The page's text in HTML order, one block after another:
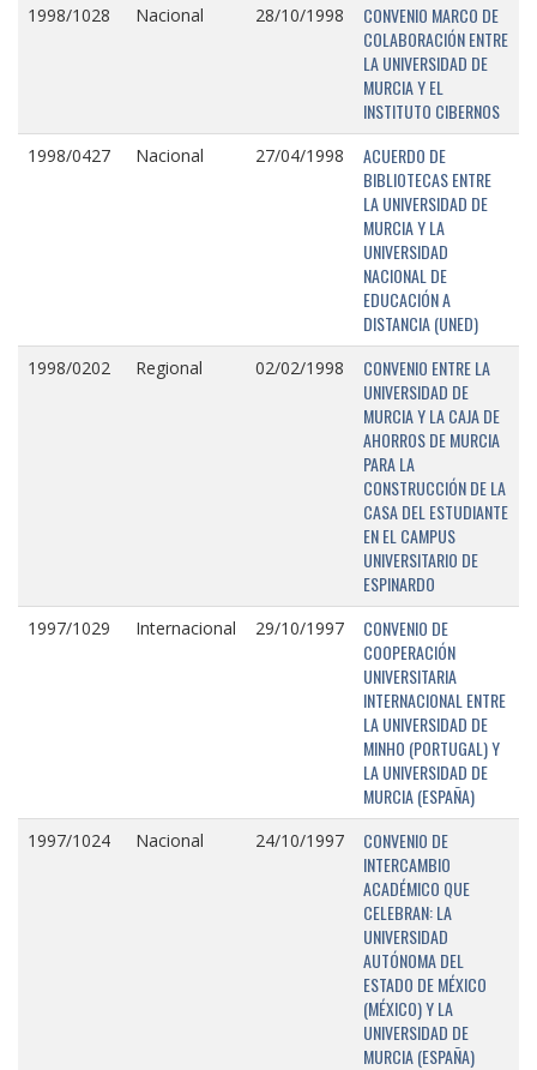
1998/1028 Nacional 28/10/1998
CONVENIO MARCO DE
COLABORACIÓN ENTRE
LA UNIVERSIDAD DE
MURCIA Y EL
INSTITUTO CIBERNOS
1998/0427 Nacional 27/04/1998
ACUERDO DE
BIBLIOTECAS ENTRE
LA UNIVERSIDAD DE
MURCIA Y LA
UNIVERSIDAD
NACIONAL DE
EDUCACIÓN A
DISTANCIA (UNED)
1998/0202 Regional 02/02/1998
CONVENIO ENTRE LA
UNIVERSIDAD DE
MURCIA Y LA CAJA DE
AHORROS DE MURCIA
PARA LA
CONSTRUCCIÓN DE LA
CASA DEL ESTUDIANTE
EN EL CAMPUS
UNIVERSITARIO DE
ESPINARDO
1997/1029 Internacional 29/10/1997
CONVENIO DE
COOPERACIÓN
UNIVERSITARIA
INTERNACIONAL ENTRE
LA UNIVERSIDAD DE
MINHO (PORTUGAL) Y
LA UNIVERSIDAD DE
MURCIA (ESPAÑA)
1997/1024 Nacional 24/10/1997
CONVENIO DE
INTERCAMBIO
ACADÉMICO QUE
CELEBRAN: LA
UNIVERSIDAD
AUTÓNOMA DEL
ESTADO DE MÉXICO
(MÉXICO) Y LA
UNIVERSIDAD DE
MURCIA (ESPAÑA)